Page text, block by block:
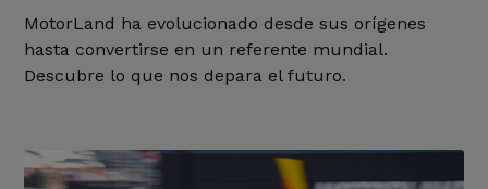
MotorLand ha evolucionado desde sus orígenes
hasta convertirse en un referente mundial.
Descubre lo que nos depara el futuro.